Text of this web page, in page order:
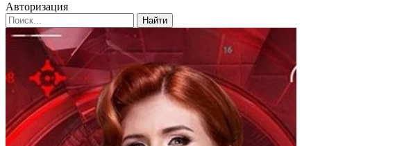
Авторизация
Найти